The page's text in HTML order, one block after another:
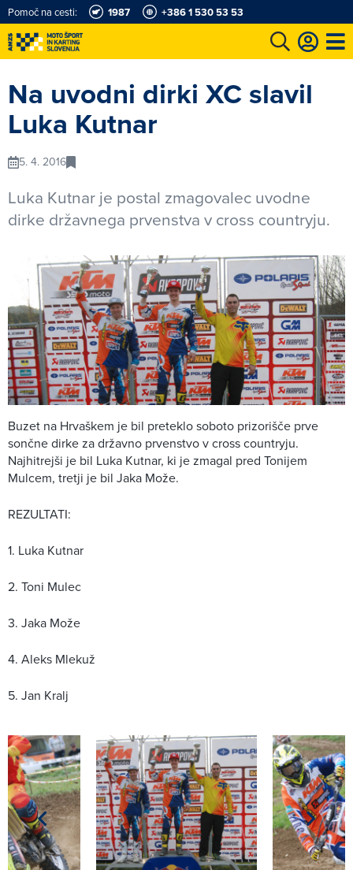
Pomoč na cesti: 1987 +386 1 530 53 53
Na uvodni dirki XC slavil
Luka Kutnar
5. 4. 2016
Luka Kutnar je postal zmagovalec uvodne
dirke državnega prvenstva v cross countryju.
Buzet na Hrvaškem je bil preteklo soboto prizorišče prve
sončne dirke za državno prvenstvo v cross countryju.
Najhitrejši je bil Luka Kutnar, ki je zmagal pred Tonijem
Mulcem, tretji je bil Jaka Može.
REZULTATI:
1. Luka Kutnar
2. Toni Mulec
3. Jaka Može
4. Aleks Mlekuž
5. Jan Kralj